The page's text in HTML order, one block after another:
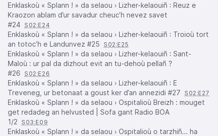
Enklaskoù « Splann ! » da selaou › Lizher-kelaouiñ : Reuz e
Kraozon ablam d’ur savadur cheuc’h nevez savet
#24
S02:E24
Enklaskoù « Splann ! » da selaou › Lizher-kelaouiñ : Troioù tort
an totoc’h e Landunvez #25
S02:E25
Enklaskoù « Splann ! » da selaou › Lizher-kelaouiñ : Sant-
Maloù : ur pal da dizhout evit an tu-dehoù pellañ ?
#26
S02:E26
Enklaskoù « Splann ! » da selaou › Lizher-kelaouiñ : E
Treveneg, ur betonaat a goust ker d’an annezidi #27
S02:E27
Enklaskoù « Splann ! » da selaou › Ospitalioù Breizh : mouget
get redadeg an helvusted | Sofa gant Radio BOA
1/2
S03:E09
Enklaskoù « Splann ! » da selaou › Ospitalioù o tarzhiñ... ha